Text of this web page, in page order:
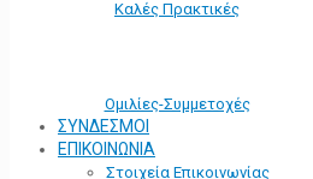
Καλές Πρακτικές
Ομιλίες-Συμμετοχές
ΣΥΝΔΕΣΜΟΙ
ΕΠΙΚΟΙΝΩΝΙΑ
Στοιχεία Επικοινωνίας